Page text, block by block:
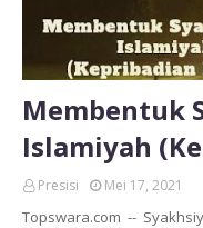
Membentuk
Islamiyah
Presisi Mei 17, 2021
Topswara.com --